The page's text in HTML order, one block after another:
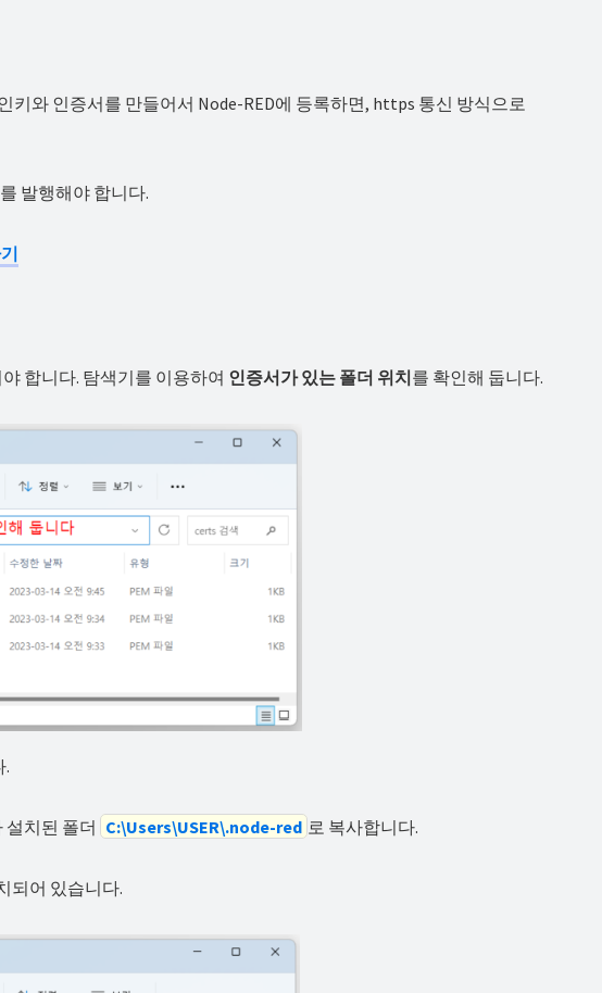
키와 인증서를 만들어서 Node-RED에 등록하면, https 통신 방식으로
발행해야 합니다.
합니다. 탐색기를 이용하여 인증서가 있는 폴더 위치를 확인해 둡니다.
.
설치된 폴더 C:\Users\USER\.node-red 로 복사합니다.
되어 있습니다.